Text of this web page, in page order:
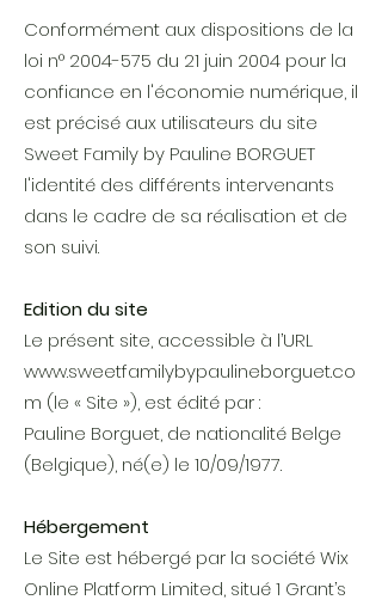
Conformément aux dispositions de la
loi n° 2004-575 du 21 juin 2004 pour la
confiance en l'économie numérique, il
est précisé aux utilisateurs du site
Sweet Family by Pauline BORGUET
l'identité des différents intervenants
dans le cadre de sa réalisation et de
son suivi.
Edition du site
Le présent site, accessible à l’URL
www.sweetfamilybypaulineborguet.co
m (le « Site »), est édité par :
Pauline Borguet, de nationalité Belge
(Belgique), né(e) le 10/09/1977.
Hébergement
Le Site est hébergé par la société Wix
Online Platform Limited, situé 1 Grant’s